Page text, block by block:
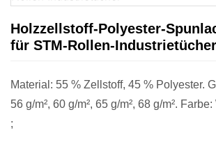
Holzzellstoff-Polyester-
für STM-Rollen-Industrietücher
Material: 55 % Zellstoff, 45 % Polyester.
56 g/m², 60 g/m², 65 g/m², 68 g/m².
;